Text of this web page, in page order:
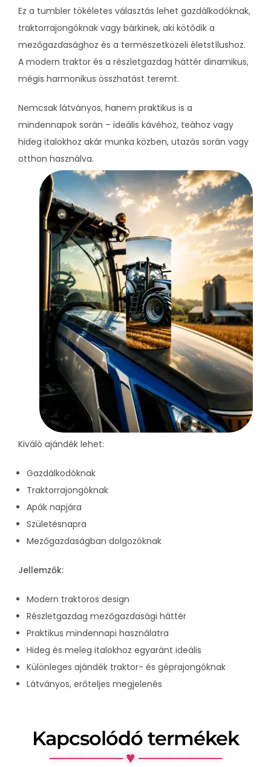
Ez a tumbler tökéletes választás lehet gazdálkodóknak,
traktorrajongóknak vagy bárkinek, aki kötődik a
mezőgazdasághoz és a természetközeli életstílushoz.
A modern traktor és a részletgazdag háttér dinamikus,
mégis harmonikus összhatást teremt.
Nemcsak látványos, hanem praktikus is a
mindennapok során – ideális kávéhoz, teához vagy
hideg italokhoz akár munka közben, utazás során vagy
otthon használva.
Kiváló ajándék lehet:
Gazdálkodóknak
Traktorrajongóknak
Apák napjára
Születésnapra
Mezőgazdaságban dolgozóknak
Jellemzők:
Modern traktoros design
Részletgazdag mezőgazdasági háttér
Praktikus mindennapi használatra
Hideg és meleg italokhoz egyaránt ideális
Különleges ajándék traktor- és géprajongóknak
Látványos, erőteljes megjelenés
Kapcsolódó termékek
─────── ♥ ────────